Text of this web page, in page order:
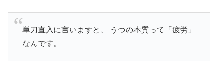
単刀直入に言いますと、 うつの本質って「疲労」
なんです。